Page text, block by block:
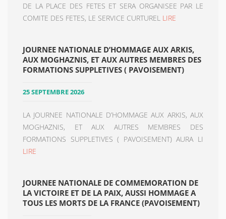
DE LA PLACE DES FETES ET SERA ORGANISEE PAR LE
COMITE DES FETES, LE SERVICE CURTUREL LIRE
JOURNEE NATIONALE D’HOMMAGE AUX ARKIS,
AUX MOGHAZNIS, ET AUX AUTRES MEMBRES DES
FORMATIONS SUPPLETIVES ( PAVOISEMENT)
25 SEPTEMBRE 2026
LA JOURNEE NATIONALE D’HOMMAGE AUX ARKIS, AUX
MOGHAZNIS, ET AUX AUTRES MEMBRES DES
FORMATIONS SUPPLETIVES ( PAVOISEMENT) AURA LI
LIRE
JOURNEE NATIONALE DE COMMEMORATION DE
LA VICTOIRE ET DE LA PAIX, AUSSI HOMMAGE A
TOUS LES MORTS DE LA FRANCE (PAVOISEMENT)